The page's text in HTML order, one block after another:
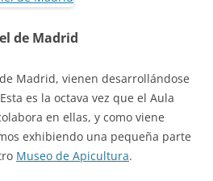
de Madrid
Madrid, vienen desarrollándose
es la octava vez que el Aula
en ellas, y como viene
exhibiendo una pequeña parte
Museo de Apicultura.